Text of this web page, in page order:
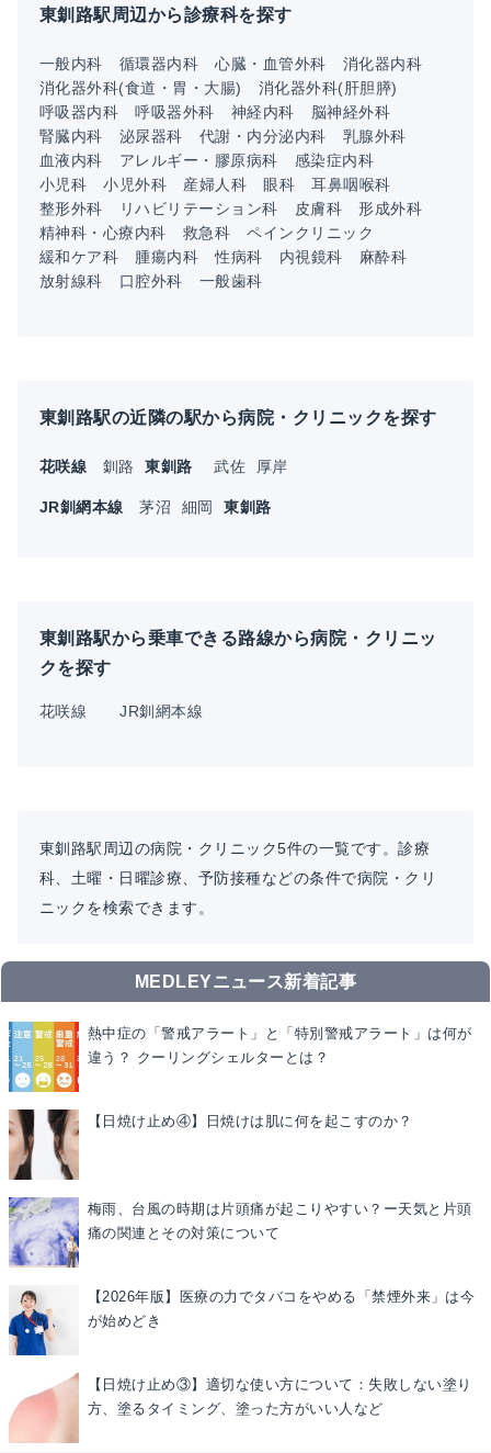
東釧路駅周辺から診療科を探す
一般内科 循環器内科 心臓・血管外科
消化器内科
消化器外科(食道・胃・大腸)
消化器外科(肝胆膵)
呼吸器内科
呼吸器外科 神経内科
脳神経外科
腎臓内科
泌尿器科 代謝・内分泌内科
乳腺外科
血液内科
アレルギー・膠原病科
感染症内科
小児科
小児外科 産婦人科 眼科
耳鼻咽喉科
整形外科
リハビリテーション科 皮膚科
形成外科
精神科・心療内科
救急科
ペインクリニック
緩和ケア科
腫瘍内科 性病科 内視鏡科
麻酔科
放射線科
口腔外科 一般歯科
東釧路駅の近隣の駅から病院・クリニックを探す
花咲線 釧路 東釧路 武佐 厚岸
JR釧網本線 茅沼 細岡 東釧路
東釧路駅から乗車できる路線から病院・クリニッ
クを探す
花咲線 JR釧網本線
東釧路駅周辺の病院・クリニック5件の一覧です。診療
科、土曜・日曜診療、予防接種などの条件で病院・クリ
ニックを検索できます。
MEDLEYニュース新着記事
熱中症の「警戒アラート」と「特別警戒アラート」は何が
違う？ クーリングシェルターとは？
【日焼け止め④】日焼けは肌に何を起こすのか？
梅雨、台風の時期は片頭痛が起こりやすい？ー天気と片頭
痛の関連とその対策について
【2026年版】医療の力でタバコをやめる「禁煙外来」は今
が始めどき
【日焼け止め③】適切な使い方について：失敗しない塗り
方、塗るタイミング、塗った方がいい人など